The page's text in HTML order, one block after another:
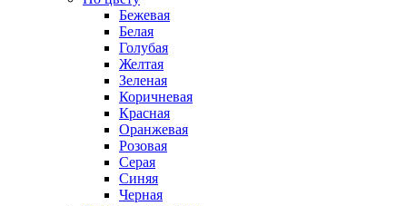
Бежевая
Белая
Голубая
Желтая
Зеленая
Коричневая
Красная
Оранжевая
Розовая
Серая
Синяя
Черная